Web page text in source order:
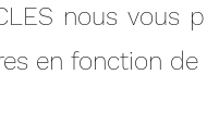
nous vous
en fonction de